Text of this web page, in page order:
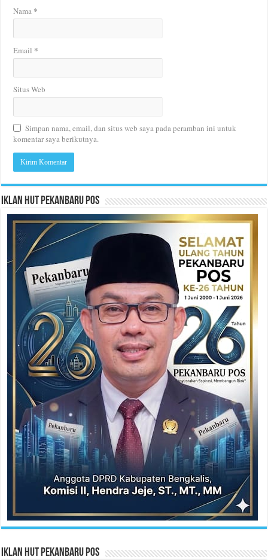
Nama *
Email *
Situs Web
Simpan nama, email, dan situs web saya pada peramban ini untuk
komentar saya berikutnya.
Iklan HUT Pekanbaru Pos
Iklan HUT Pekanbaru Pos